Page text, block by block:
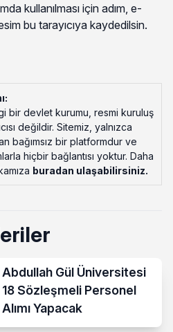
kullanılması için adım, e-
bu tarayıcıya kaydedilsin.
bir devlet kurumu, resmi kuruluş
değildir. Sitemiz, yalnızca
bağımsız bir platformdur ve
hiçbir bağlantısı yoktur. Daha
buradan ulaşabilirsiniz.
Abdullah Gül Üniversitesi
18 Sözleşmeli Personel
Alımı Yapacak